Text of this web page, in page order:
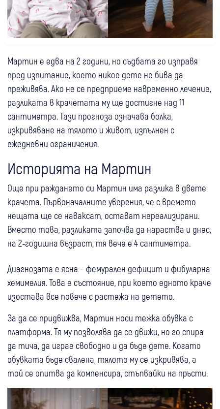
Мартин е едва на 2 години, но съдбата го изправя
пред изпитание, което никое дете не бива да
преживява. Ако не се предприеме навременно лечение,
разликата в крачетата му ще достигне над 11
сантиметра. Тази прогноза означава болка,
изкривяване на тялото и живот, изпълнен с
ежедневни ограничения.
Историята на Мартин
Още при раждането си Мартин има разлика в двете
крачета. Първоначалните уверения, че с времето
нещата ще се наваксат, остават нереализирани.
Вместо това, разликата започва да нараства и днес,
на 2-годишна възраст, тя вече е 4 сантиметра.
Диагнозата е ясна – фемурален дефицит и фибуларна
хемимелия. Това е състояние, при което едното краче
изостава все повече с растежа на детето.
За да се придвижва, Мартин носи тежка обувка с
платформа. Тя му позволява да се движи, но го спира
да тича, да играе свободно и да бъде дете. Когато
обувката бъде свалена, тялото му се изкривява, а
той се опитва да компенсира, стъпвайки на пръсти.